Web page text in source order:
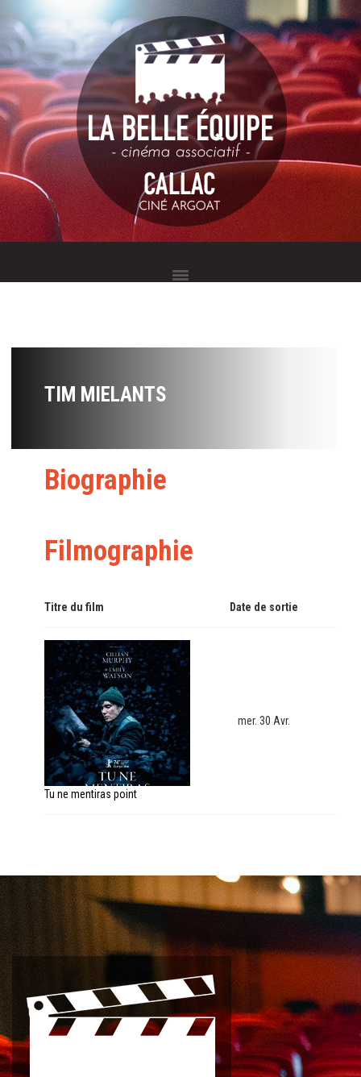
TIM MIELANTS
Biographie
Filmographie
Titre du film Date de sortie
Tu ne mentiras point
mer. 30 Avr.